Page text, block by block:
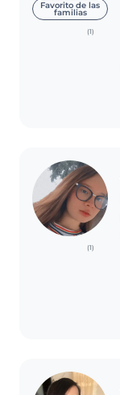
Favorito de las
familias
(1)
(1)